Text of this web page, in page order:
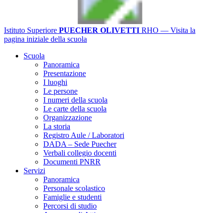
Istituto Superiore PUECHER OLIVETTI RHO — Visita la
pagina iniziale della scuola
Scuola
Panoramica
Presentazione
I luoghi
Le persone
I numeri della scuola
Le carte della scuola
Organizzazione
La storia
Registro Aule / Laboratori
DADA – Sede Puecher
Verbali collegio docenti
Documenti PNRR
Servizi
Panoramica
Personale scolastico
Famiglie e studenti
Percorsi di studio